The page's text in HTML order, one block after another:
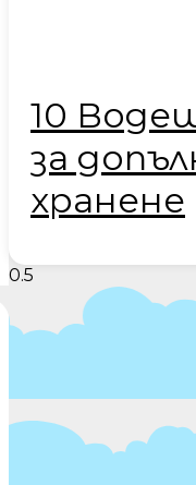
10
за
хранене